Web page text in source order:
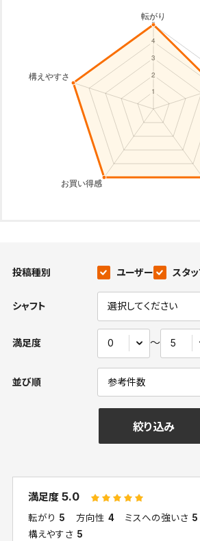
投稿種別 ユーザー スタ
シャフト
満足度 〜
並び順
絞り込み
満足度5.0
転がり 5 方向性 4 ミスへの強いさ 5
構えやすさ 5